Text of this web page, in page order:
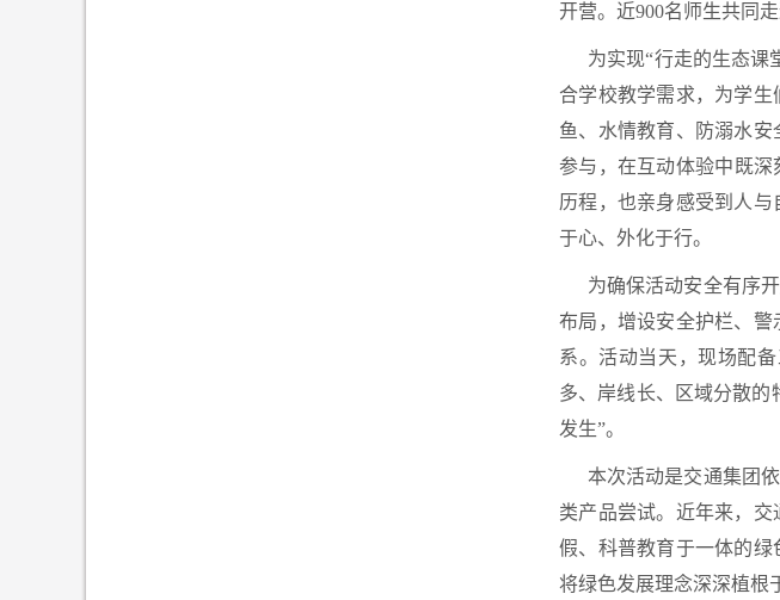
开营。近900名师生共同
为实现“行走的生态课
合学校教学需求，为学
鱼、水情教育、防溺水
参与，在互动体验中既深
历程，也亲身感受到人
于心、外化于行。
为确保活动安全有序
布局，增设安全护栏、
系。活动当天，现场配
多、岸线长、区域分散
发生”。
本次活动是交通集团
类产品尝试。近年来，
假、科普教育于一体的绿
将绿色发展理念深深植根